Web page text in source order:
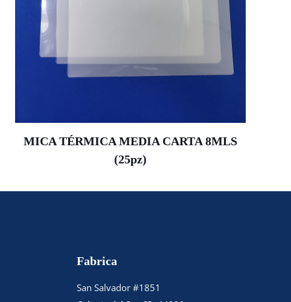
MICA TÉRMICA MEDIA CARTA 8MLS
(25pz)
Fabrica
San Salvador #1851